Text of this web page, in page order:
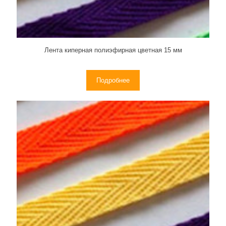
Лента киперная полиэфирная цветная 15 мм
Подробнее